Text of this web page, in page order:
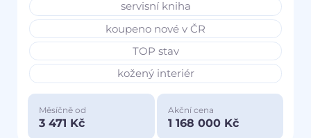
servisní kniha
koupeno nové v ČR
TOP stav
kožený interiér
Měsíčně od
3 471 Kč
Akční cena
1 168 000 Kč